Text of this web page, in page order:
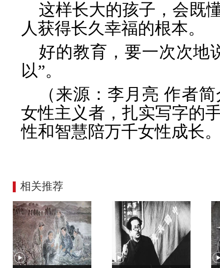
这样长大的孩子，会既
人获得长久幸福的根本。
好的教育，要一次次地
以”。
（来源：李月亮 作者
女性主义者，扎实写字的
性和智慧陪万千女性成长
相关推荐